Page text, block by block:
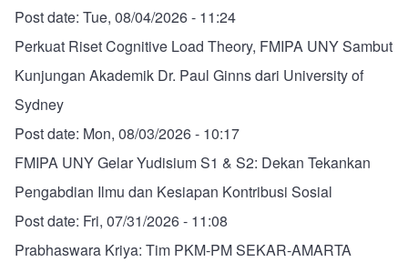
Post date: Tue, 08/04/2026 - 11:24
Perkuat Riset Cognitive Load Theory, FMIPA UNY Sambut
Kunjungan Akademik Dr. Paul Ginns dari University of
Sydney
Post date: Mon, 08/03/2026 - 10:17
FMIPA UNY Gelar Yudisium S1 & S2: Dekan Tekankan
Pengabdian Ilmu dan Kesiapan Kontribusi Sosial
Post date: Fri, 07/31/2026 - 11:08
Prabhaswara Kriya: Tim PKM-PM SEKAR-AMARTA